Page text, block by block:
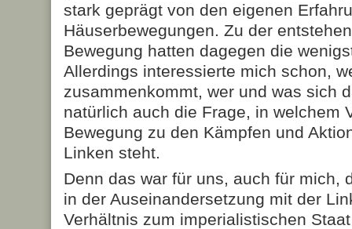
stark geprägt von den eigenen
Häuserbewegungen. Zu der
Bewegung hatten dagegen die
Allerdings interessierte mich schon,
zusammenkommt, wer und was sich
natürlich auch die Frage, in welchem
Bewegung zu den Kämpfen und
Linken steht.
Denn das war für uns, auch für mich,
in der Auseinandersetzung mit der
Verhältnis zum imperialistischen